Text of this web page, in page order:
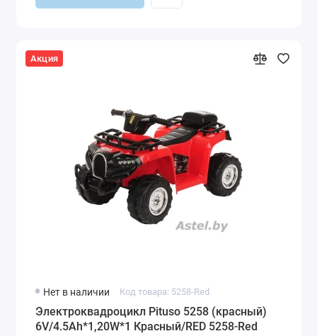
Акция
Нет в наличии Код товара: 5258-Red
Электроквадроцикл Pituso 5258 (красный)
6V/4.5Ah*1,20W*1 Красный/RED 5258-Red